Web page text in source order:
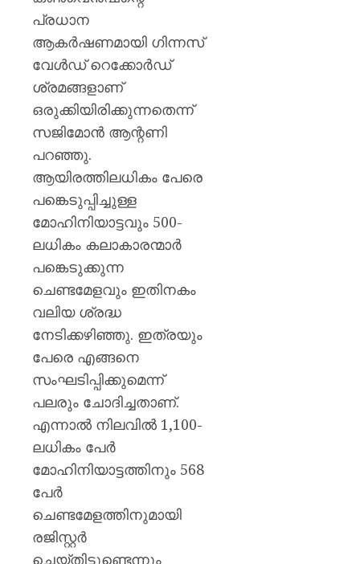
പ്രധാന
ആകർഷണമായി ഗിന്നസ്
വേൾഡ് റെക്കോർഡ്
ശ്രമങ്ങളാണ്
ഒരുക്കിയിരിക്കുന്നതെന്ന്
സജിമോൻ ആന്റണി
പറഞ്ഞു.
ആയിരത്തിലധികം പേരെ
പങ്കെടുപ്പിച്ചുള്ള
മോഹിനിയാട്ടവും 500-
ലധികം കലാകാരന്മാർ
പങ്കെടുക്കുന്ന
ചെണ്ടമേളവും ഇതിനകം
വലിയ ശ്രദ്ധ
നേടിക്കഴിഞ്ഞു. ഇത്രയും
പേരെ എങ്ങനെ
സംഘടിപ്പിക്കുമെന്ന്
പലരും ചോദിച്ചതാണ്.
എന്നാൽ നിലവിൽ 1,100-
ലധികം പേർ
മോഹിനിയാട്ടത്തിനും 568
പേർ
ചെണ്ടമേളത്തിനുമായി
രജിസ്റ്റർ
ചെയ്തിട്ടുണ്ടെന്നും